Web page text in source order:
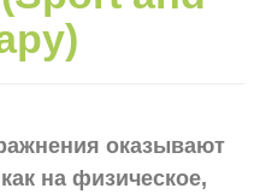
оказывают
на физическое,